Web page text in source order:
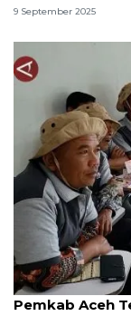
9 September 2025
Pemkab Aceh